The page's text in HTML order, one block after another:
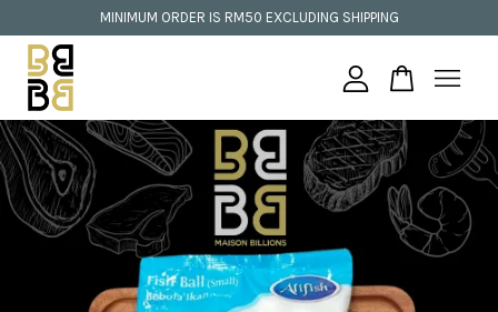
MINIMUM ORDER IS RM50 EXCLUDING SHIPPING
Your cart is currently empty.
CONTINUE SHOPPING